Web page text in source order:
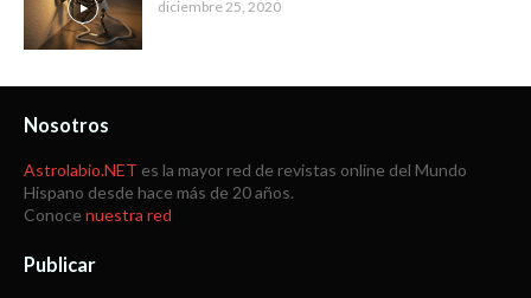
diciembre 25, 2020
Nosotros
Astrolabio.NET es la mayor red de revistas online del Mundo
Hispano desde hace más de 20 años.
Conoce nuestra red
Publicar